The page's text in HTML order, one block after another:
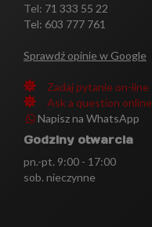
Tel: 71 333 55 22
Tel: 603 777 761
Sprawdź opinie w Google
Zadaj pytanie on-line
Ask a question online
Napisz na WhatsApp
Godziny otwarcia
pn.-pt. 9:00 - 17:00
sob. nieczynne